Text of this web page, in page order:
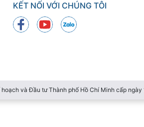
KẾT NỐI VỚI CHÚNG TÔI
và Đầu tư Thành phố Hồ Chí Minh cấp